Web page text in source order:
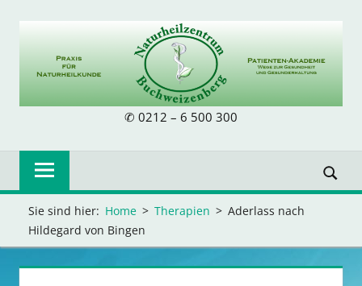
✆ 0212 – 6 500 300
Sie sind hier: Home Therapien
Aderlass nach
Hildegard von Bingen